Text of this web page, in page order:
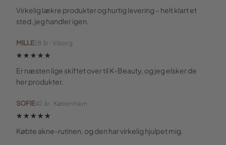
Virkelig lækre produkter og hurtig levering – helt klart et
sted, jeg handler igen.
MILLE28 år · Viborg
★★★★★
Er næsten lige skiftet over til K-Beauty, og jeg elsker de
her produkter.
SOFIE42 år · København
★★★★★
Købte akne-rutinen, og den har virkelig hjulpet mig.